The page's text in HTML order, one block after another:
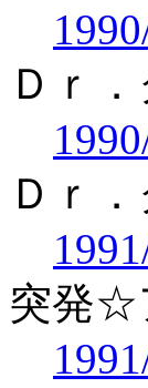
Ｄｒ
Ｄｒ
突発☆